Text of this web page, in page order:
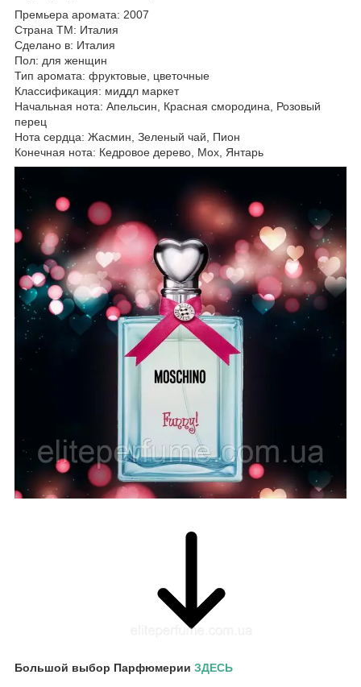
Премьера аромата: 2007
Страна ТМ: Италия
Сделано в: Италия
Пол: для женщин
Тип аромата: фруктовые, цветочные
Классификация: миддл маркет
Начальная нота: Апельсин, Красная смородина, Розовый
перец
Нота сердца: Жасмин, Зеленый чай, Пион
Конечная нота: Кедровое дерево, Мох, Янтарь
Большой выбор Парфюмерии ЗДЕСЬ